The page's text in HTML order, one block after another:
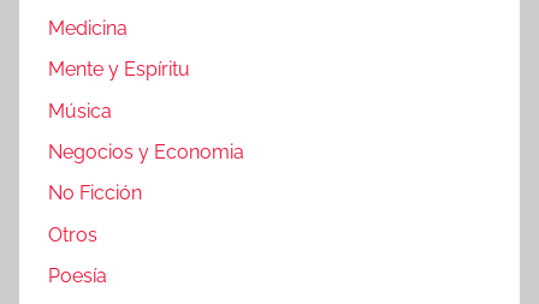
Medicina
Mente y Espíritu
Música
Negocios y Economia
No Ficción
Otros
Poesía